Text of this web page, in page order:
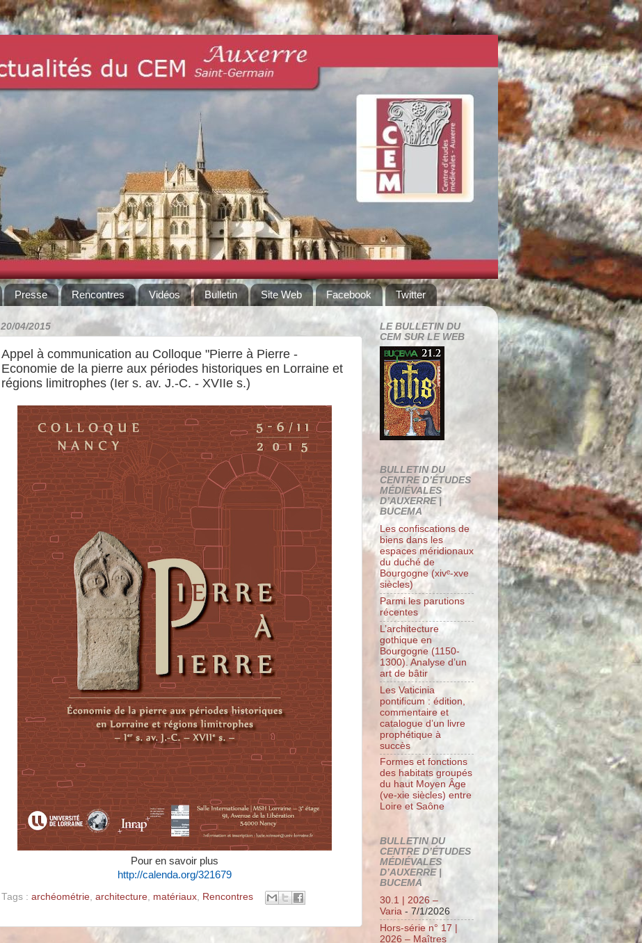
Presse Rencontres Vidéos Bulletin Site Web Facebook Twitter
20/04/2015
Appel à communication au Colloque "Pierre à Pierre -
Economie de la pierre aux périodes historiques en Lorraine et
régions limitrophes (Ier s. av. J.-C. - XVIIe s.)
Pour en savoir plus
http://calenda.org/321679
Tags : archéométrie, architecture, matériaux, Rencontres
LE BULLETIN DU
CEM SUR LE WEB
BULLETIN DU
CENTRE D’ÉTUDES
MÉDIÉVALES
D’AUXERRE |
BUCEMA
Les confiscations de
biens dans les
espaces méridionaux
du duché de
Bourgogne (xivᵉ-xve
siècles)
Parmi les parutions
récentes
L’architecture
gothique en
Bourgogne (1150-
1300). Analyse d’un
art de bâtir
Les Vaticinia
pontificum : édition,
commentaire et
catalogue d’un livre
prophétique à
succès
Formes et fonctions
des habitats groupés
du haut Moyen Âge
(ve-xie siècles) entre
Loire et Saône
BULLETIN DU
CENTRE D’ÉTUDES
MÉDIÉVALES
D’AUXERRE |
BUCEMA
30.1 | 2026 –
Varia - 7/1/2026
Hors-série n° 17 |
2026 – Maîtres